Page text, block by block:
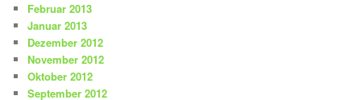
Februar 2013
Januar 2013
Dezember 2012
November 2012
Oktober 2012
September 2012